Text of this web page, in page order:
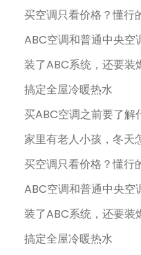
买空调只看价格？懂行
ABC空调和普通中央空
装了ABC系统，还要装
搞定全屋冷暖热水
买ABC空调之前要了解
家里有老人小孩，冬天
买空调只看价格？懂行
ABC空调和普通中央空
装了ABC系统，还要装
搞定全屋冷暖热水